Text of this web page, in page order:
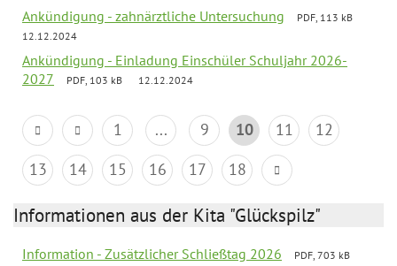
Ankündigung - zahnärztliche Untersuchung
PDF, 113 kB
12.12.2024
Ankündigung - Einladung Einschüler Schuljahr 2026-
2027
PDF, 103 kB 12.12.2024
1 ... 9 10 11
12
13
14 15 16 17 18
Informationen aus der Kita "Glückspilz"
Information - Zusätzlicher Schließtag 2026
PDF, 703 kB